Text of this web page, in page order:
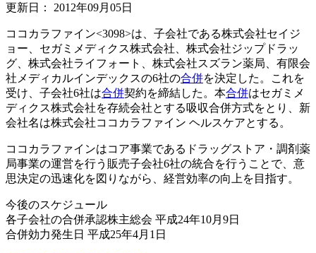
更新日： 2012年09月05日
ココカラファイン<3098>は、子会社である株式会社セイジ
ョー、セガミメディクス株式会社、株式会社ジップドラッ
グ、株式会社ライフォート、株式会社スズラン薬局、有限会
社メディカルインデックスの6社の合併を決定した。これを
受け、子会社6社は合併契約を締結した。本合併はセガミメ
ディクス株式会社を存続会社とする吸収合併方式をとり、新
会社名は株式会社ココカラファイン ヘルスケアとする。
ココカラファインはコア事業であるドラッグストア・調剤薬
局事業の運営を行う販売子会社6社の統合を行うことで、意
思決定の迅速化を図りながら、経営効率の向上を目指す。
今後のスケジュール
各子会社の合併承認株主総会 平成24年10月9日
合併効力発生日 平成25年4月1日